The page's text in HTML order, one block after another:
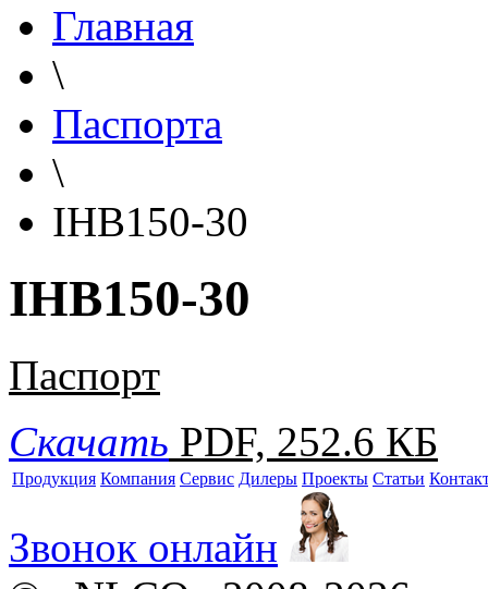
Главная
\
Паспорта
\
IHB150-30
IHB150-30
Паспорт
Скачать PDF, 252.6 КБ
Продукция Компания Сервис Дилеры Проекты Статьи
Звонок онлайн